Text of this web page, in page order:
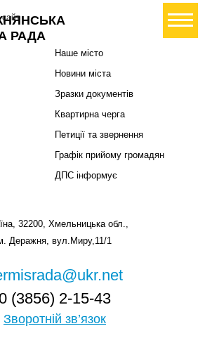
РАДА
сайт
Створити петицію
Наше місто
Новини міста
Зразки документів
Квартирна черга
Петиції та звернення
Графік прийому громадян
ДПС інформує
32200, Хмельницька обл.,
Деражня, вул.Миру,11/1
(3856) 2-15-43
Зворотній зв’язок